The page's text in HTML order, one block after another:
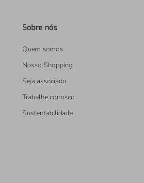
Sobre nós
Quem somos
Nosso Shopping
Seja associado
Trabalhe conosco
Sustentabilidade